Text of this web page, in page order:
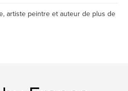
artiste peintre et auteur de plus de